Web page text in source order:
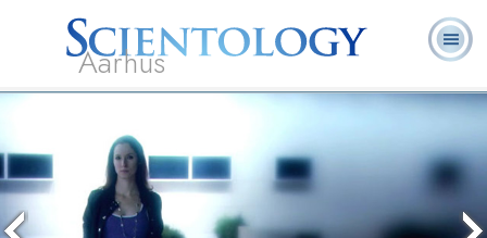
Aarhus
Frivillige
Ofte stillede
Bøger